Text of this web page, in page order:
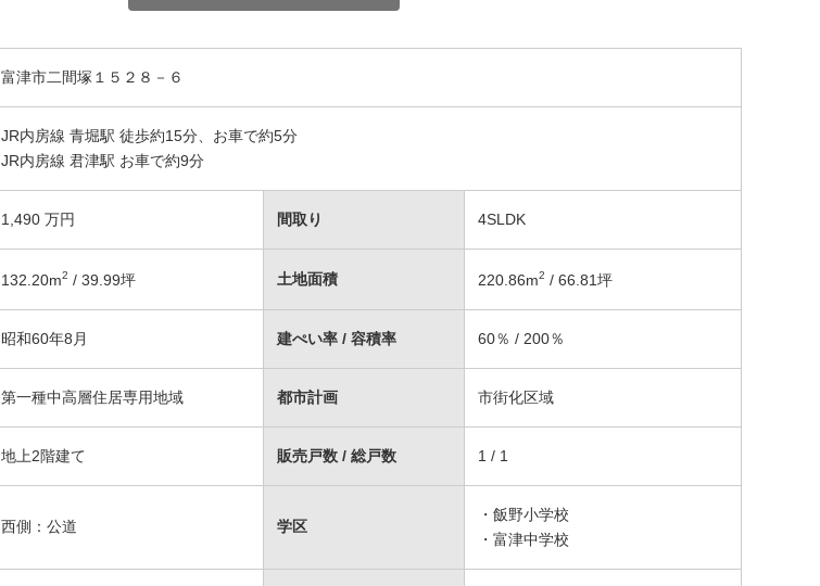
富津市二間塚１５２８－６
JR内房線 青堀駅 徒歩約15分、お車で約5分
JR内房線 君津駅 お車で約9分
1,490 万円 間取り 4SLDK
132.20m2 / 39.99坪 土地面積 220.86m2 / 66.81坪
昭和60年8月 建ぺい率 / 容積率 60％ / 200％
第一種中高層住居専用地域 都市計画 市街化区域
地上2階建て 販売戸数 / 総戸数 1 / 1
西側：公道 学区
・飯野小学校
・富津中学校